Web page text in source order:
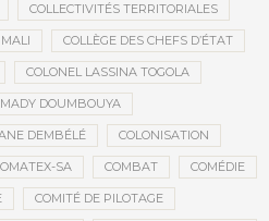
COLLECTIVITÉS TERRITORIALES
COLLÈGE DES CHEFS D’ÉTAT
COLONEL LASSINA TOGOLA
DOUMBOUYA
DEMBÉLÉ COLONISATION
SA COMBAT COMÉDIE
COMITÉ DE PILOTAGE